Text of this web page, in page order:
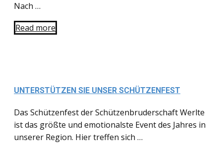
Nach …
Read more
UNTERSTÜTZEN SIE UNSER SCHÜTZENFEST
Das Schützenfest der Schützenbruderschaft Werlte
ist das größte und emotionalste Event des Jahres in
unserer Region. Hier treffen sich …